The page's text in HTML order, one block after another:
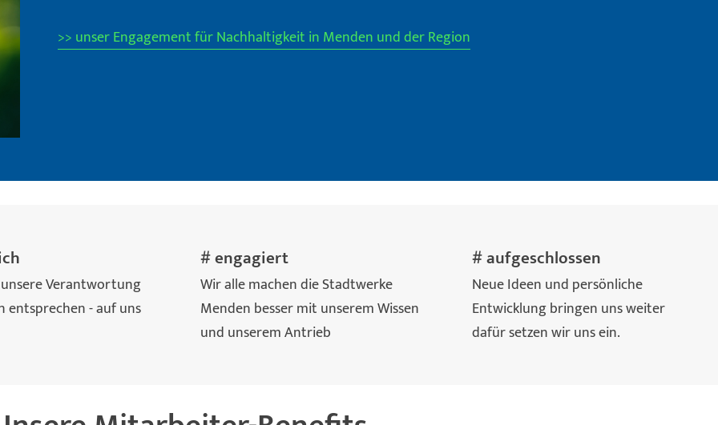
>> unser Engagement für Nachhaltigkeit in Menden und der Region
Verantwortung
entsprechen - auf uns
# engagiert
Wir alle machen die Stadtwerke
Menden besser mit unserem Wissen
und unserem Antrieb
# aufgeschlossen
Neue Ideen und persönliche
Entwicklung bringen uns weiter
dafür setzen wir uns ein.